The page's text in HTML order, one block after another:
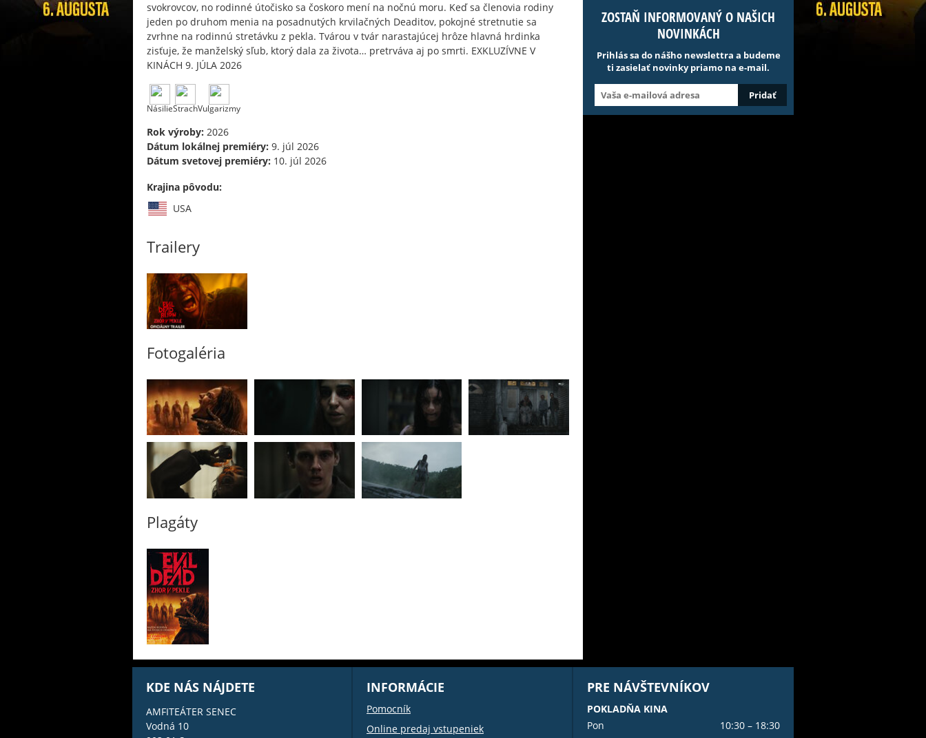
svokrovcov, no rodinné útočisko sa čoskoro mení na nočnú moru. Keď sa členovia rodiny
jeden po druhom menia na posadnutých krvilačných Deaditov, pokojné stretnutie sa
zvrhne na rodinnú stretávku z pekla. Tvárou v tvár narastajúcej hrôze hlavná hrdinka
zisťuje, že manželský sľub, ktorý dala za života… pretrváva aj po smrti. EXKLUZÍVNE V
KINÁCH 9. JÚLA 2026
NásilieStrachVulgarizmy
Rok výroby: 2026
Dátum lokálnej premiéry: 9. júl 2026
Dátum svetovej premiéry: 10. júl 2026
Krajina pôvodu:
USA
Trailery
Fotogaléria
Plagáty
ZOSTAŇ INFORMOVANÝ O NAŠICH
NOVINKÁCH
Prihlás sa do nášho newslettra a budeme
ti zasielať novinky priamo na e-mail.
KDE NÁS NÁJDETE
AMFITEÁTER SENEC
Vodná 10
INFORMÁCIE
Pomocník
Online predaj vstupeniek
PRE NÁVŠTEVNÍKOV
POKLADŇA KINA
Pon
10:30 – 18:30